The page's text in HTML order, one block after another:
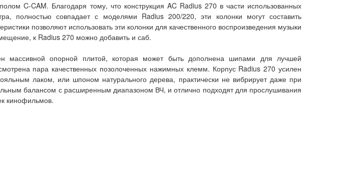
C-CAM. Благодаря тому, что конструкция AC Radius 270 в части использованных
полностью совпадает с моделями Radius 200/220, эти колонки могут составить
позволяют использовать эти колонки для качественного воспроизведения музыки
к Radius 270 можно добавить и саб.
массивной опорной плитой, которая может быть дополнена шипами для лучшей
пара качественных позолоченных нажимных клемм. Корпус Radius 270 усилен
лаком, или шпоном натурального дерева, практически не вибрирует даже при
балансом с расширенным диапазоном ВЧ, и отлично подходят для прослушивания
кинофильмов.